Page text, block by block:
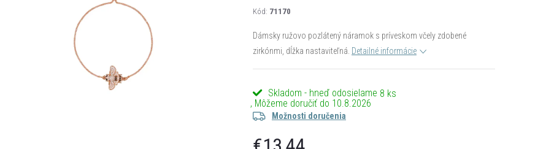
Kód: 71170
Dámsky ružovo pozlátený náramok s príveskom včely zdobené
zirkónmi, dĺžka nastaviteľná. Detailné informácie
Skladom - hneď odosielame 8 ks
10.8.2026
Možnosti doručenia